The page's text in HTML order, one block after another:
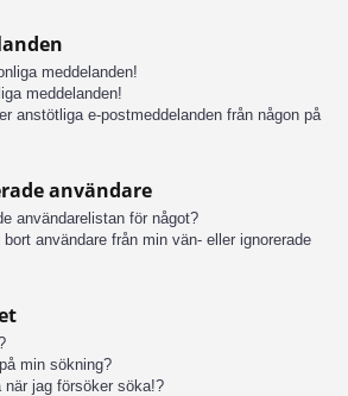
meddelanden!
meddelanden!
anstötliga e-postmeddelanden från någon på
användare
användarelistan för något?
användare från min vän- eller ignorerade
min sökning?
jag försöker söka!?